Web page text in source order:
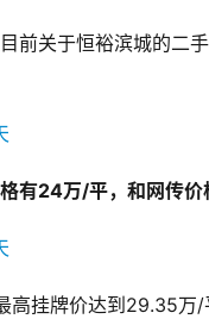
前关于恒裕滨城的二
有24万/平，和网传价
高挂牌价达到29.35